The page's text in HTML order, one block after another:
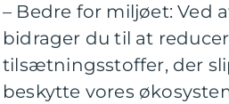
– Bedre for miljøet: Ved
bidrager du til at
tilsætningsstoffer, der
beskytte vores